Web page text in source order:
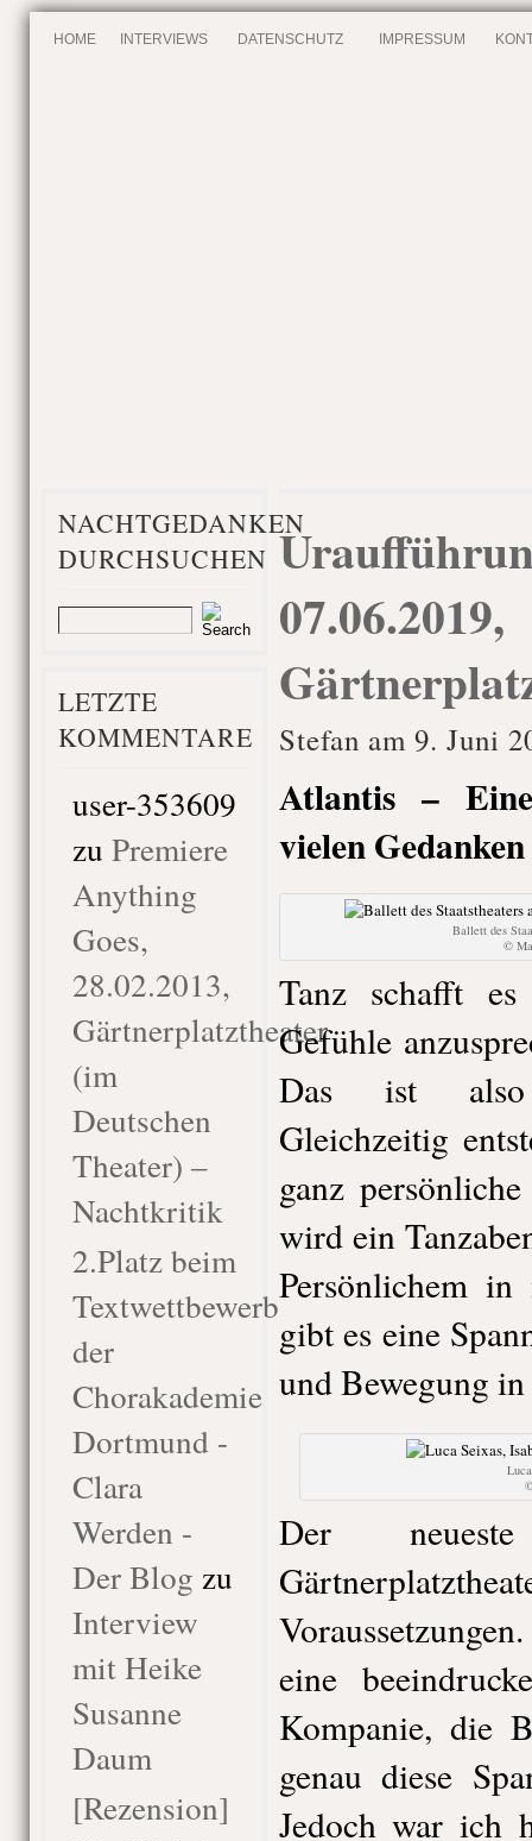
HOME INTERVIEWS DATENSCHUTZ IMPRESSUM
NACHTGEDANKEN
DURCHSUCHEN
LETZTE
KOMMENTARE
user-353609
zu Premiere
Anything
Goes,
28.02.2013,
Gärtnerplatztheater
(im
Deutschen
Theater) –
Nachtkritik
2.Platz beim
Textwettbewerb
der
Chorakademie
Dortmund -
Clara
Werden -
Der Blog zu
Interview
mit Heike
Susanne
Daum
[Rezension]
07.06.2019,
Stefan am 9. Juni
Atlantis –
vielen
Ballett des
©
Tanz schafft
Gefühle
Das ist also
Gleichzeitig
ganz
wird ein
Persönlichem
gibt es eine
und Bewegung
Der
eine
Kompanie, die
genau diese
Jedoch war ich